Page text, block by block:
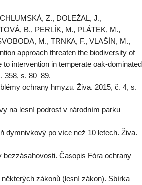
Z., DOLEŽAL, J.,
B., PERLÍK, M., PLÁTEK, M.,
M., TRNKA, F., VLAŠÍN, M.,
approach threaten the biodiversity of
intervention in temperate oak-dominated
358, s. 80–89.
ochrany hmyzu. Živa. 2015, č. 4, s.
na lesní podrost v národním parku
dymnivkový po více než 10 letech. Živa.
bezzásahovosti. Časopis Fóra ochrany
zákonů (lesní zákon). Sbírka